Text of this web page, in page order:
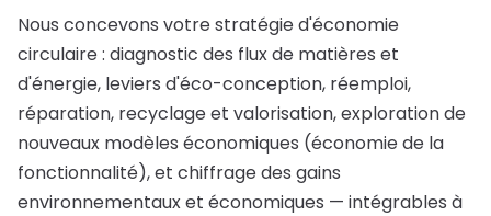
Nous concevons votre stratégie d'économie
circulaire : diagnostic des flux de matières et
d'énergie, leviers d'éco-conception, réemploi,
réparation, recyclage et valorisation, exploration de
nouveaux modèles économiques (économie de la
fonctionnalité), et chiffrage des gains
environnementaux et économiques — intégrables à